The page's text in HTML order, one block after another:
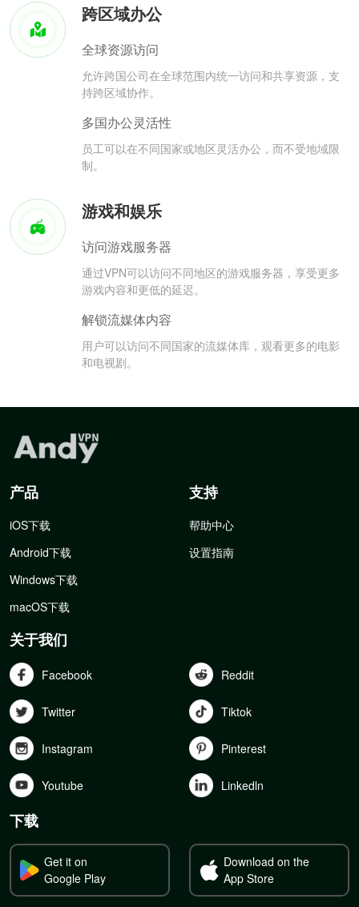
跨区域办公
全球资源访问
允许跨国公司在全球范围内统一访问和共享资源，支
持跨区域协作。
多国办公灵活性
员工可以在不同国家或地区灵活办公，而不受地域限
制。
游戏和娱乐
访问游戏服务器
通过VPN可以访问不同地区的游戏服务器，享受更多
游戏内容和更低的延迟。
解锁流媒体内容
用户可以访问不同国家的流媒体库，观看更多的电影
和电视剧。
产品
iOS下载
Android下载
Windows下载
macOS下载
支持
帮助中心
设置指南
关于我们
Facebook Reddit
Twitter Tiktok
Instagram Pinterest
Youtube Linkedln
下载
Get it on
Google Play
Download on the
App Store